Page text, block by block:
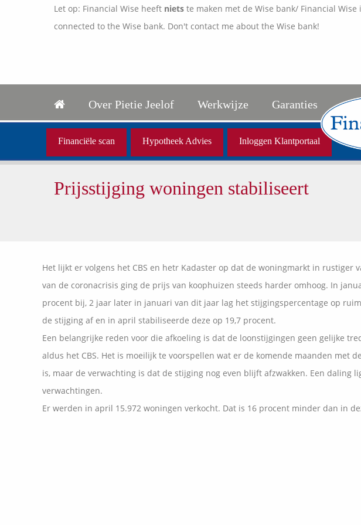
Let op: Financial Wise heeft niets te maken met de Wise bank/ Financial Wise
connected to the Wise bank. Don't contact me about the Wise bank!
Over Pietie Jeelof Werkwijze Garanties
Uw garanties
Samenwerkende
Expats services
Financiële scan Hypotheek Advies Inloggen Klantportaal
Prijsstijging woningen stabiliseert
Het lijkt er volgens het CBS en hetr Kadaster op dat de woningmarkt in rustiger
van de coronacrisis ging de prijs van koophuizen steeds harder omhoog. In
procent bij, 2 jaar later in januari van dit jaar lag het stijgingspercentage op
de stijging af en in april stabiliseerde deze op 19,7 procent.
Een belangrijke reden voor die afkoeling is dat de loonstijgingen geen gelijke
aldus het CBS. Het is moeilijk te voorspellen wat er de komende maanden met
is, maar de verwachting is dat de stijging nog even blijft afzwakken. Een daling
verwachtingen.
Er werden in april 15.972 woningen verkocht. Dat is 16 procent minder dan in